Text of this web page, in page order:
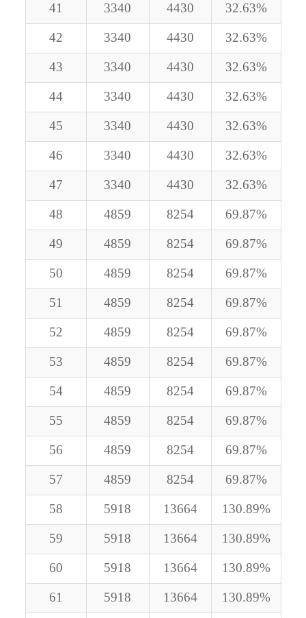
41 3340 4430 32.63%
42 3340 4430 32.63%
43 3340 4430 32.63%
44 3340 4430 32.63%
45 3340 4430 32.63%
46 3340 4430 32.63%
47 3340 4430 32.63%
48 4859 8254 69.87%
49 4859 8254 69.87%
50 4859 8254 69.87%
51 4859 8254 69.87%
52 4859 8254 69.87%
53 4859 8254 69.87%
54 4859 8254 69.87%
55 4859 8254 69.87%
56 4859 8254 69.87%
57 4859 8254 69.87%
58 5918 13664 130.89%
59 5918 13664 130.89%
60 5918 13664 130.89%
61 5918 13664 130.89%